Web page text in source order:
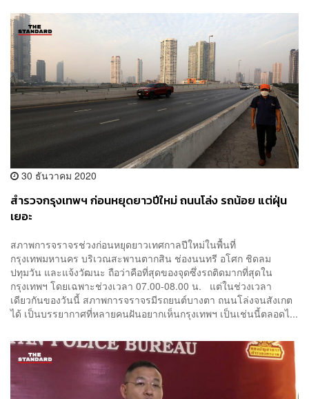
30 ธันวาคม 2020
สำรวจกรุงเทพฯ ก่อนหยุดยาวปีใหม่ ถนนโล่ง รถน้อย แต่ฝุ่น
เยอะ
สภาพการจราจรช่วงก่อนหยุดยาวเทศกาลปีใหม่ในพื้นที่
กรุงเทพมหานคร บริเวณสะพานตากสิน ช่องนนทรี อโศก ชิดลม
ปทุมวัน และแจ้งวัฒนะ ถือว่าคือที่สุดของจุดซึ่งรถติดมากที่สุดใน
กรุงเทพฯ โดยเฉพาะช่วงเวลา 07.00-08.00 น. แต่ในช่วงเวลา
เดียวกันของวันนี้ สภาพการจราจรมีรถยนต์บางตา ถนนโล่งจนสังเกต
ได้ เป็นบรรยากาศที่หลายคนฝันอยากเห็นกรุงเทพฯ เป็นเช่นนี้ตลอดไ...